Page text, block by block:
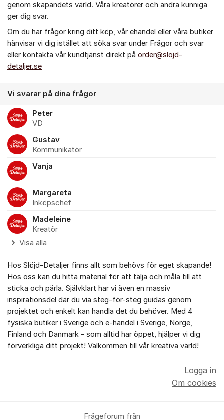
genom skapandets värld. Våra kreatörer och andra kunniga
ger dig svar.
Om du har frågor kring ditt köp, vår ehandel eller våra butiker
hänvisar vi dig istället att söka svar under Frågor och svar
eller kontakta vår kundtjänst direkt på order@slojd-
detaljer.se
Vi svarar på dina frågor
Peter
VD
Gustav
Kommunikatör
Vanja
Margareta
Inköpschef
Madeleine
Kreatör
Visa alla
Hos Slöjd-Detaljer finns allt som behövs för eget skapande!
Hos oss kan du hitta material för att tälja och måla till att
sticka och pärla. Självklart har vi även en massiv
inspirationsdel där du via steg-för-steg guidas genom
projektet och enkelt kan handla det du behöver. Med 4
fysiska butiker i Sverige och e-handel i Sverige, Norge,
Finland och Danmark - som alltid har öppet, hjälper vi dig
förverkliga ditt projekt! Välkommen till vår kreativa värld!
Frågeforum från
Logga in
Om cookies